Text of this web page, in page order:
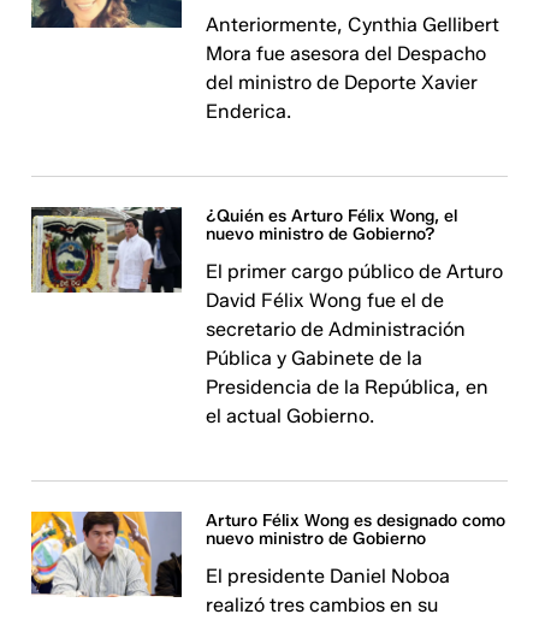
Anteriormente, Cynthia Gellibert
Mora fue asesora del Despacho
del ministro de Deporte Xavier
Enderica.
¿Quién es Arturo Félix Wong, el
nuevo ministro de Gobierno?
El primer cargo público de Arturo
David Félix Wong fue el de
secretario de Administración
Pública y Gabinete de la
Presidencia de la República, en
el actual Gobierno.
Arturo Félix Wong es designado como
nuevo ministro de Gobierno
El presidente Daniel Noboa
realizó tres cambios en su